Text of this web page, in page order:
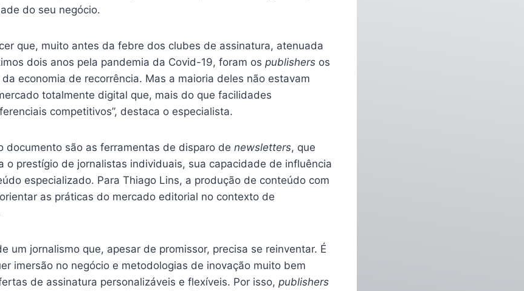
do seu negócio.
que, muito antes da febre dos clubes de assinatura, atenuada
dois anos pela pandemia da Covid-19, foram os publishers os
economia de recorrência. Mas a maioria deles não estavam
totalmente digital que, mais do que facilidades
competitivos”, destaca o especialista.
documento são as ferramentas de disparo de newsletters, que
o prestígio de jornalistas individuais, sua capacidade de influência
especializado. Para Thiago Lins, a produção de conteúdo com
as práticas do mercado editorial no contexto de
um jornalismo que, apesar de promissor, precisa se reinventar. É
imersão no negócio e metodologias de inovação muito bem
de assinatura personalizáveis e flexíveis. Por isso, publishers